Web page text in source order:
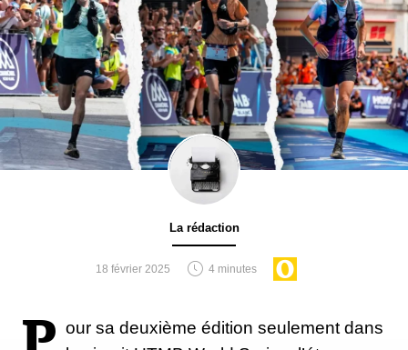
La rédaction
18 février 2025 4 minutes
our sa deuxième édition seulement dans